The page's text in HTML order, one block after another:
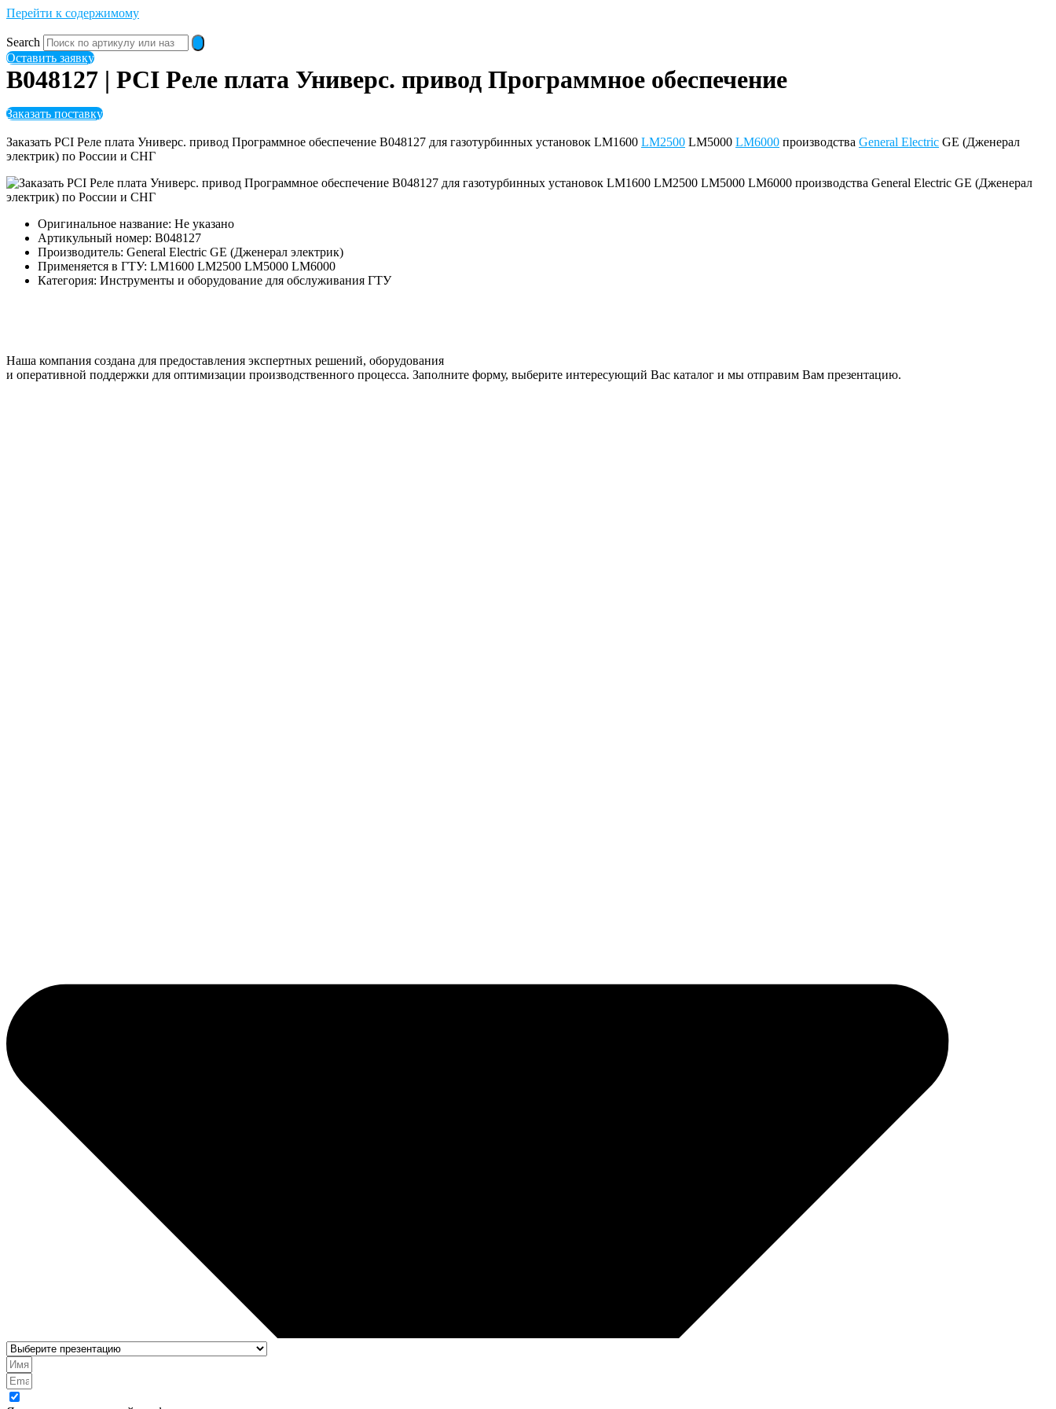
Перейти к содержимому
Search
Оставить заявку
B048127 | PCI Реле плата Универс. привод Программное обеспечение
Заказать поставку
Заказать PCI Реле плата Универс. привод Программное обеспечение B048127 для газотурбинных установок LM1600 LM2500 LM5000 LM6000 производства General Electric GE (Дженерал
электрик) по России и СНГ
Оригинальное название: Не указано
Артикульный номер: B048127
Производитель: General Electric GE (Дженерал электрик)
Применяется в ГТУ: LM1600 LM2500 LM5000 LM6000
Категория: Инструменты и оборудование для обслуживания ГТУ
Наша компания создана для предоставления экспертных решений, оборудования
и оперативной поддержки для оптимизации производственного процесса. Заполните форму, выберите интересующий Вас каталог и мы отправим Вам презентацию.